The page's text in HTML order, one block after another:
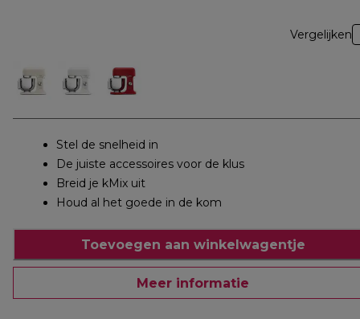
Vergelijken
Stel de snelheid in
De juiste accessoires voor de klus
Breid je kMix uit
Houd al het goede in de kom
Toevoegen aan winkelwagentje
Meer informatie